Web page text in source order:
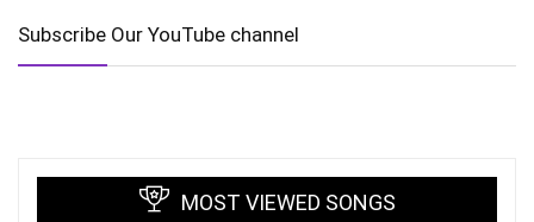
Subscribe Our YouTube channel
MOST VIEWED SONGS